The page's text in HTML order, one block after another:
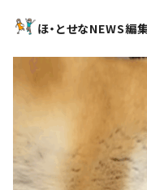
ほ・とせなNEWS編